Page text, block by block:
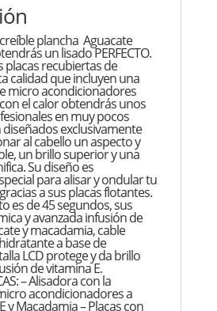
plancha Aguacate
un lisado PERFECTO.
placas recubiertas de
calidad que incluyen una
micro acondicionadores
el calor obtendrás unos
en muy pocos
exclusivamente
al cabello un aspecto y
un brillo superior y una
Su diseño es
para alisar y ondular tu
a sus placas flotantes.
es de 45 segundos, sus
y avanzada infusión de
y macadamia, cable
a base de
LCD protege y da brillo
de vitamina E.
– Alisadora con la
acondicionadores a
y Macadamia – Placas con